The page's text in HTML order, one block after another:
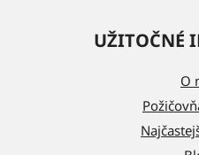
UŽITOČNÉ
O